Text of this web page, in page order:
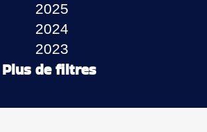
2025
2024
2023
Plus de filtres